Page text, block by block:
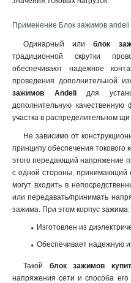
Применение Блок зажимов andeli
Одинарный илиблок
традиционной скрутки
обеспечивают надежное
проведения дополнительной
зажимов Andeli для
дополнительную
участка в распределительном
Не зависимо от
принципу обеспечения токового
этого передающий напряжение
с одной стороны, принимающий
могут входить в
или передавать/принимать
зажима. При этом корпус зажима:
Изготовлен из
Обеспечивает надежную
Такой блок зажимов
напряжения сети и способа его